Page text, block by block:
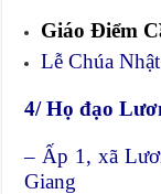
Giáo Điểm
Lễ Chúa
4/ Họ đạo
– Ấp 1, xã
Giang